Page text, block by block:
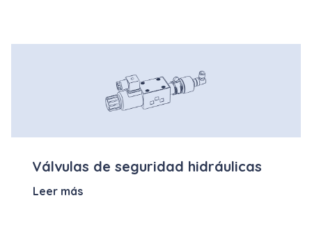
Válvulas de seguridad hidráulicas
Leer más